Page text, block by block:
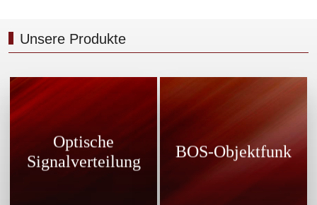
Unsere Produkte
Optische
Signalverteilung
von Funksignalen, wenn die zu
versorgenden Objekte so
weitläufig sind.
BOS-Objektfunk
Sichere Funkkommunikation
Konferenzzentren,
Einkaufszentren, Bahnhöfen